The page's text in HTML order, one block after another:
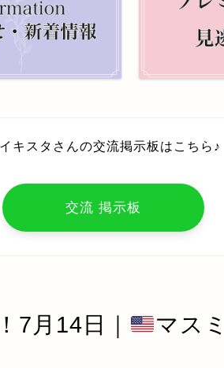
キスタさんの交流掲示板はこちら♪
交流 掲示板
月14日｜
マス